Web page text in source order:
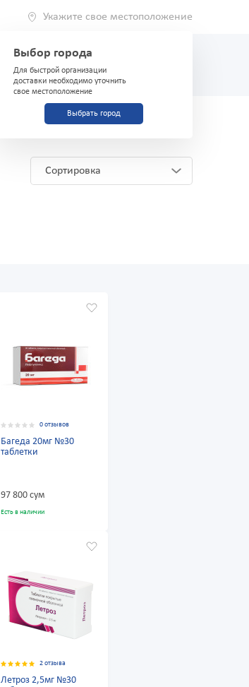
Укажите свое местоположение
Выбор города
Для быстрой организации
доставки необходимо уточнить
свое местоположение
Выбрать город
(71) 200-03-03
Сортировка
0 отзывов
Багеда 20мг №30
таблетки
97 800 сум
Есть в наличии
2 отзыва
Летроз 2,5мг №30